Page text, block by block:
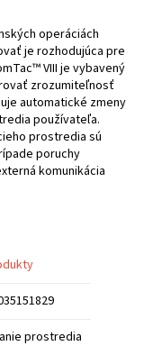
operáciách
je rozhodujúca pre
VIII je vybavený
zrozumiteľnosť
automatické zmeny
používateľa.
prostredia sú
poruchy
komunikácia
prostredia